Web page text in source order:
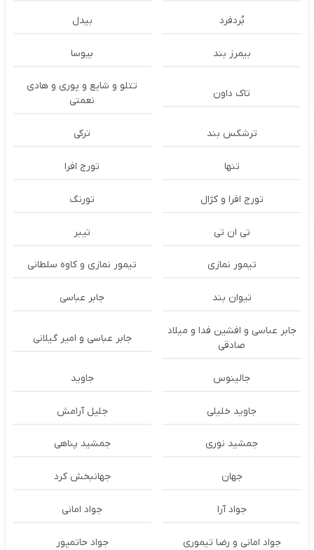
بُردفرد بیدل
بیمرز بند بیوسا
تاک داون
تتلو و شایع و پوری و هادی
نعمتی
ترشكس بند ترکی
تنها تورج افرا
تورج افرا و کژال تورنگ
تی ان تی تیبر
تیمور نمازی تیمور نمازی و کاوه سلطانی
تیوان بند جابر عباسی
جابر عباسی و افشین فدا و میلاد
صادقی
جابر عباسی و امیر گیلانی
جالینوس جاوید
جاوید خلیلی جلیل آرامش
جمشید نوری جمشید پناهی
جهان جهانبخش کرد
جواد آرا جواد امانی
جواد امانی و رضا تیموری جواد حاتمپور